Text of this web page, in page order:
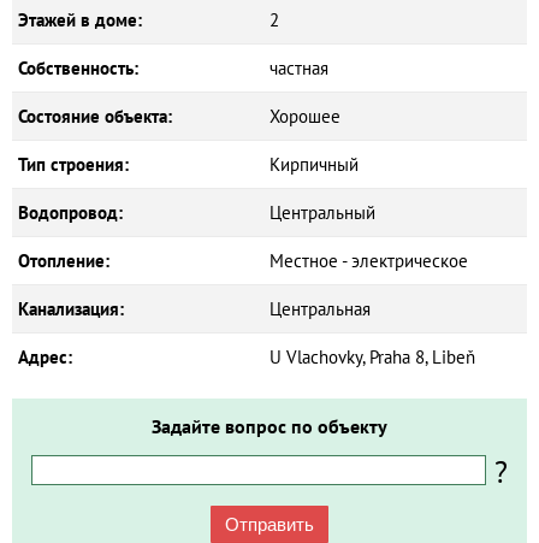
Этажей в доме: 2
Собственность: частная
Состояние объекта: Хорошее
Тип строения: Кирпичный
Водопровод: Центральный
Отопление: Местное - электрическое
Канализация: Центральная
Адрес: U Vlachovky, Praha 8, Libeň
Задайте вопрос по объекту
?
Отправить